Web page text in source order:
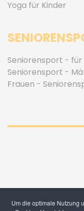
Um die optimale Nutzung
Yoga für Kinder
Seniorensport - für
Seniorensport -
Frauen -